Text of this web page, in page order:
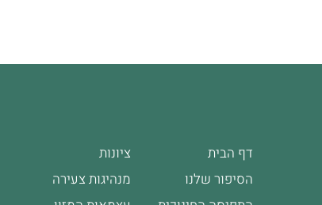
דף הבית
הסיפור שלנו
ציונות
מנהיגות צעירה